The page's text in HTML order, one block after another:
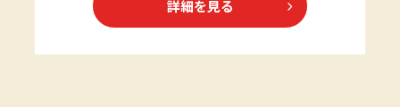
詳細を見る